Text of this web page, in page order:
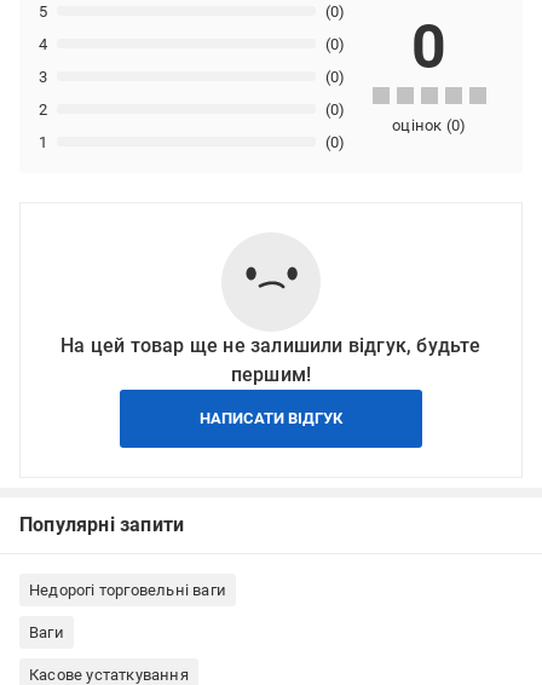
1 (0)
2 (0)
3 (0)
4 (0)
5 (0)
0
оцінок (0)
На цей товар ще не залишили відгук, будьте
першим!
НАПИСАТИ ВІДГУК
Популярні запити
Недорогі торговельні ваги
Ваги
Касове устаткування